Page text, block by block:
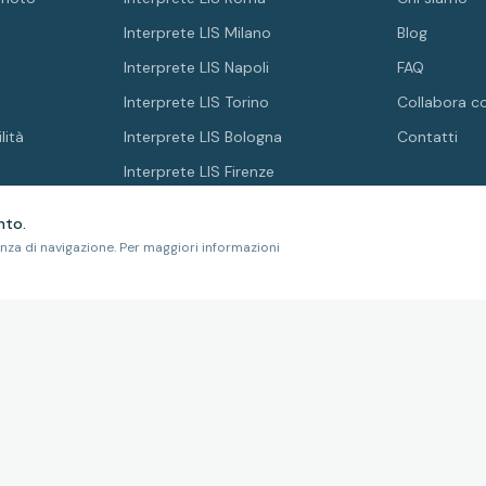
Interprete LIS Milano
Interprete LIS Napoli
Interprete LIS Torino
Interprete LIS Bologna
Interprete LIS Firenze
Blog
FAQ
Collabora
Contatti
di navigazione. Per maggiori informazioni